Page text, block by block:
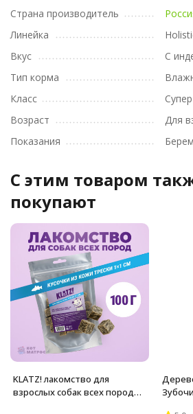
Страна производитель
Линейка
Вкус
С
Тип корма
Класс
Возраст
Для
Показания
C этим товаром
покупают
KLATZ! лакомство для
взрослых собак всех пород